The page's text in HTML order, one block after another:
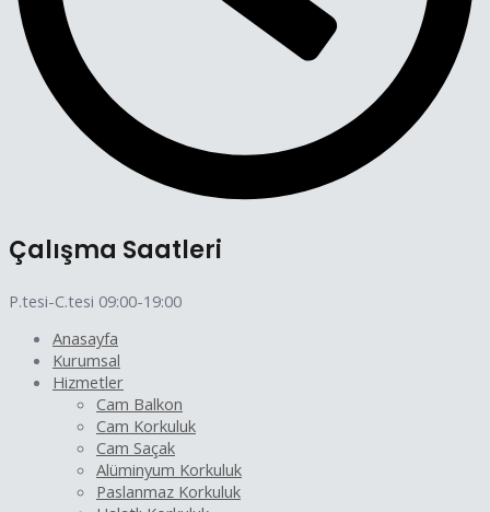
Çalışma Saatleri
P.tesi-C.tesi 09:00-19:00
Anasayfa
Kurumsal
Hizmetler
Cam Balkon
Cam Korkuluk
Cam Saçak
Alüminyum Korkuluk
Paslanmaz Korkuluk